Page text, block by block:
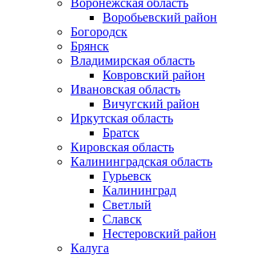
Воронежская область
Воробьевский район
Богородск
Брянск
Владимирская область
Ковровский район
Ивановская область
Вичугский район
Иркутская область
Братск
Кировская область
Калининградская область
Гурьевск
Калининград
Светлый
Славск
Нестеровский район
Калуга